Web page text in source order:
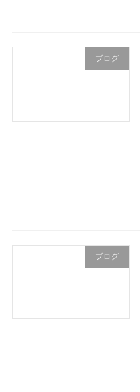
ブログ
ブログ